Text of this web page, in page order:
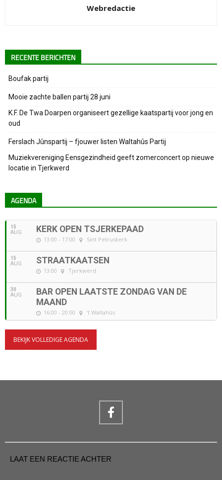
Webredactie
RECENTE BERICHTEN
Boufak partij
Mooie zachte ballen partij 28 juni
K.F. De Twa Doarpen organiseert gezellige kaatspartij voor jong en
oud
Ferslach Jûnspartij – fjouwer listen Waltahûs Partij
Muziekvereniging Eensgezindheid geeft zomerconcert op nieuwe
locatie in Tjerkwerd
AGENDA
15
AUG KERK OPEN TSJERKEPAAD
13:00 - 17:00 Sint Petruskerk
15
AUG STRAATKAATSEN
13:00 Tjerkwerd
30
AUG
BAR OPEN LAATSTE ZONDAG VAN DE
MAAND
16:00 - 20:00 't Waltahûs
BEKIJK VOLLEDIGE AGENDA
LAAT EEN REACTIE ACHTER